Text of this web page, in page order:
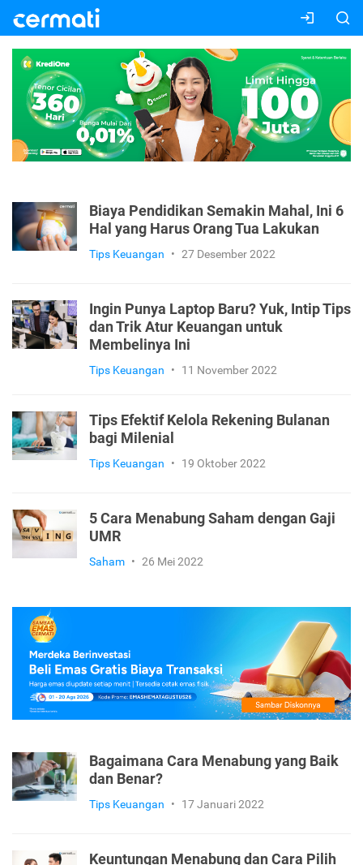
Biaya Pendidikan Semakin Mahal, Ini 6
Hal yang Harus Orang Tua Lakukan
Tips Keuangan • 27 Desember 2022
Ingin Punya Laptop Baru? Yuk, Intip Tips
dan Trik Atur Keuangan untuk
Membelinya Ini
Tips Keuangan • 11 November 2022
Tips Efektif Kelola Rekening Bulanan
bagi Milenial
Tips Keuangan • 19 Oktober 2022
5 Cara Menabung Saham dengan Gaji
UMR
Saham • 26 Mei 2022
Bagaimana Cara Menabung yang Baik
dan Benar?
Tips Keuangan • 17 Januari 2022
Keuntungan Menabung dan Cara Pilih